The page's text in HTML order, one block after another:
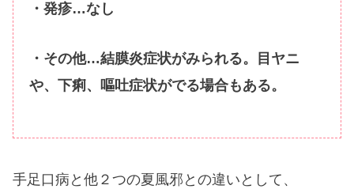
・発疹…なし
・その他…結膜炎症状がみられる。目ヤニ
や、下痢、嘔吐症状がでる場合もある。
手足口病と他２つの夏風邪との違いとして、